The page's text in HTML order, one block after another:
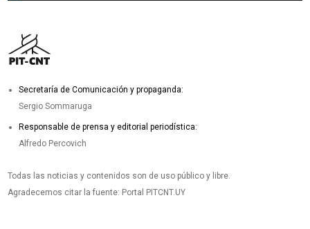
Secretaría de Comunicación y propaganda:
Sergio Sommaruga
Responsable de prensa y editorial periodística:
Alfredo Percovich
Todas las noticias y contenidos son de uso público y libre.
Agradecemos citar la fuente: Portal PITCNT.UY